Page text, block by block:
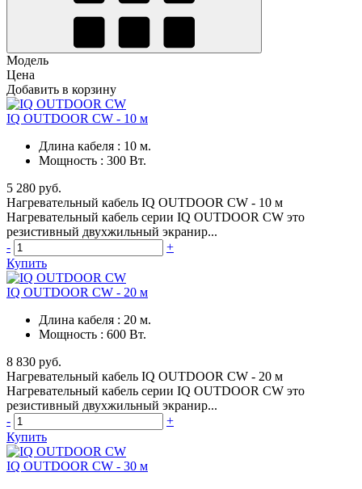
Модель
Цена
Добавить в корзину
IQ OUTDOOR CW - 10 м
Длина кабеля : 10 м.
Мощность : 300 Вт.
5 280 руб.
Нагревательный кабель IQ OUTDOOR CW - 10 м
Нагревательный кабель серии IQ OUTDOOR CW это
резистивный двухжильный экранир...
-
+
Купить
IQ OUTDOOR CW - 20 м
Длина кабеля : 20 м.
Мощность : 600 Вт.
8 830 руб.
Нагревательный кабель IQ OUTDOOR CW - 20 м
Нагревательный кабель серии IQ OUTDOOR CW это
резистивный двухжильный экранир...
-
+
Купить
IQ OUTDOOR CW - 30 м